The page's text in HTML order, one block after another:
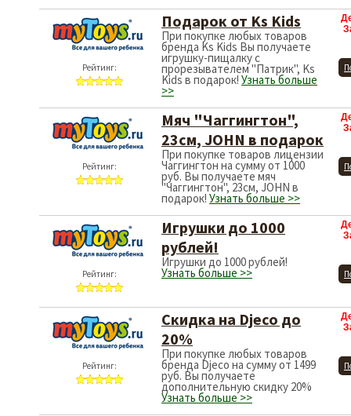
Рейтинг:
Подарок от Ks Kids
При покупке любых товаров
бренда Ks Kids Вы получаете
игрушку-пищалку с
прорезывателем "Патрик", Ks
Kids в подарок! Узнать больше
>>
Рейтинг:
Мяч "Чаггингтон",
23см, JOHN в подарок
При покупке товаров лицензии
Чаггингтон на сумму от 1000
руб. Вы получаете мяч
"Чаггингтон", 23см, JOHN в
подарок! Узнать больше >>
Рейтинг:
Игрушки до 1000
рублей!
Игрушки до 1000 рублей!
Узнать больше >>
Рейтинг:
Скидка на Djeco до
20%
При покупке любых товаров
бренда Djeco на сумму от 1499
руб. Вы получаете
дополнительную скидку 20%
Узнать больше >>